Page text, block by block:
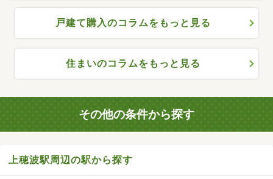
戸建て購入のコラムをもっと見る
住まいのコラムをもっと見る
その他の条件から探す
上穂波駅周辺の駅から探す